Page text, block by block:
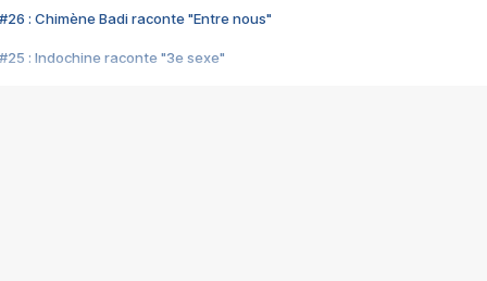
#26 : Chimène Badi raconte "Entre nous"
#25 : Indochine raconte "3e sexe"